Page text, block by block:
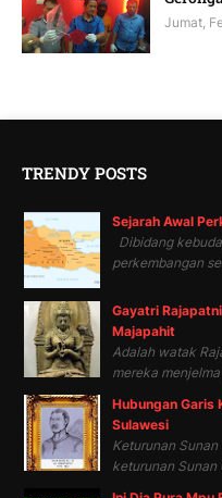
Jumat,
TRENDY POSTS
Sejarah Awal
Dibidang
perkembangan
Gayatri
Majapahit
Adalah watak
mereka menjelma
Hubungan Garis
Sulawesi
Keturunan
keturunan Sunan